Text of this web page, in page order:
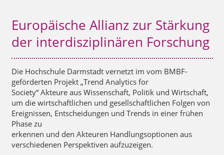
Europäische Allianz zur Stärkung
der interdisziplinären Forschung
Die Hochschule Darmstadt vernetzt im vom BMBF-
geförderten Projekt „Trend Analytics for
Society“ Akteure aus Wissenschaft, Politik und Wirtschaft,
um die wirtschaftlichen und gesellschaftlichen Folgen von
Ereignissen, Entscheidungen und Trends in einer frühen
Phase zu
erkennen und den Akteuren Handlungsoptionen aus
verschiedenen Perspektiven aufzuzeigen.